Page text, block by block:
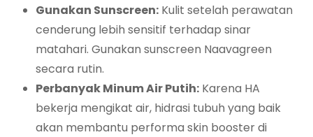
Gunakan Sunscreen: Kulit setelah perawatan
cenderung lebih sensitif terhadap sinar
matahari. Gunakan sunscreen Naavagreen
secara rutin.
Perbanyak Minum Air Putih: Karena HA
bekerja mengikat air, hidrasi tubuh yang baik
akan membantu performa skin booster di